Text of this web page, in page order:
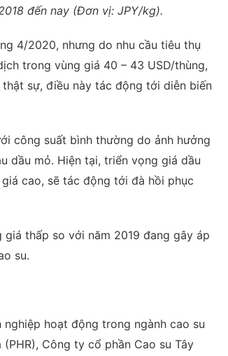
đến nay (Đơn vị: JPY/kg).
4/2020, nhưng do nhu cầu tiêu thụ
trong vùng giá 40 – 43 USD/thùng,
sự, điều này tác động tới diễn biến
công suất bình thường do ảnh hưởng
dầu mỏ. Hiện tại, triển vọng giá dầu
cao, sẽ tác động tới đà hồi phục
thấp so với năm 2019 đang gây áp
su.
hoạt động trong ngành cao su
Công ty cổ phần Cao su Tây